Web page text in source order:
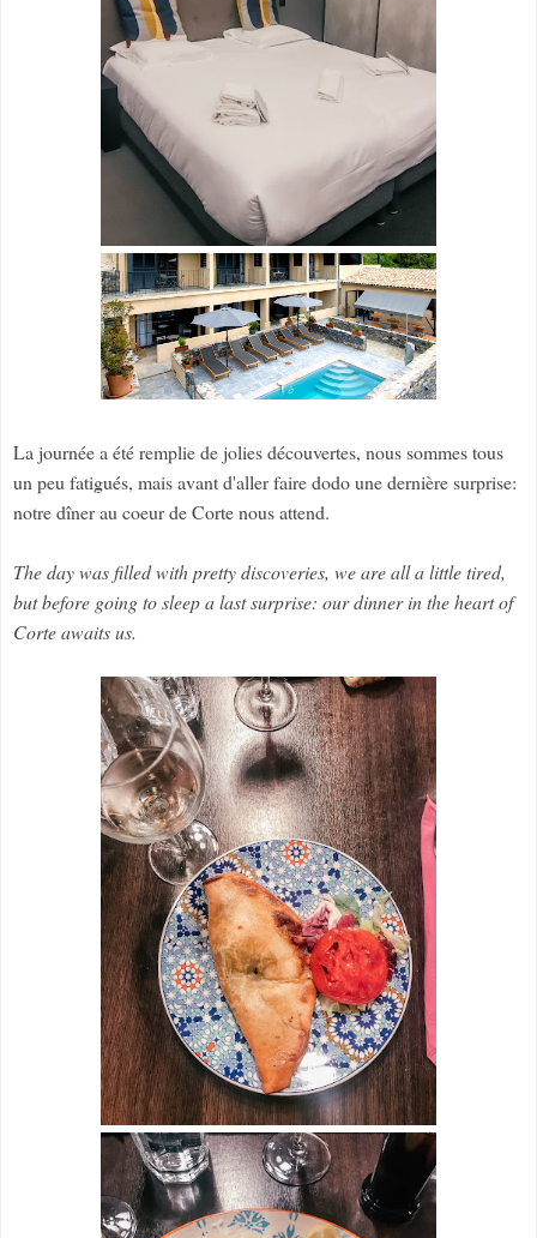
La journée a été remplie de jolies découvertes, nous sommes tous
un peu fatigués, mais avant d'aller faire dodo une dernière surprise:
notre dîner au coeur de Corte nous attend.
The day was filled with pretty discoveries, we are all a little tired,
but before going to sleep a last surprise: our dinner in the heart of
Corte awaits us.